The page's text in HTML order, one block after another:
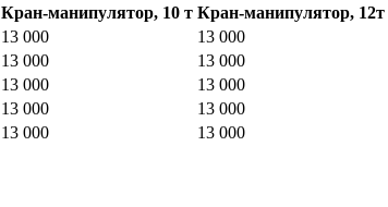
Кран-манипулятор, 10 т Кран-манипулятор, 12т
13 000 13 000
13 000 13 000
13 000 13 000
13 000 13 000
13 000 13 000